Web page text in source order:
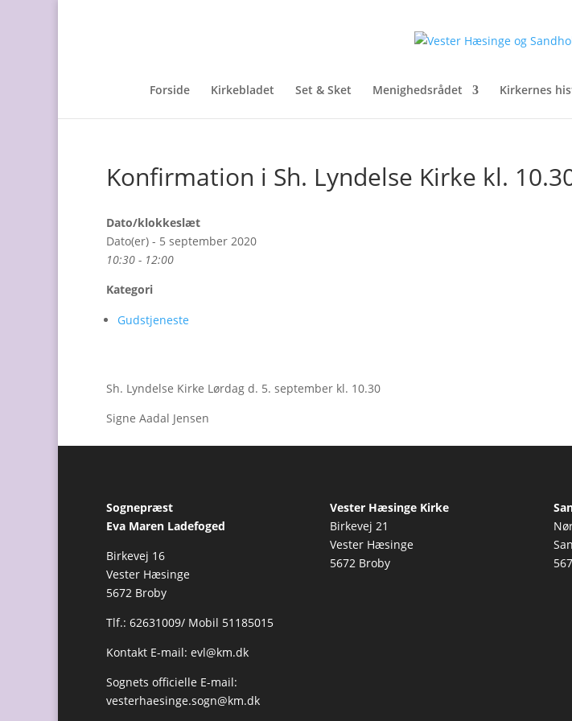
Forside Kirkebladet Set & Sket Menighedsrådet Kirkernes
Konfirmation i Sh. Lyndelse Kirke kl.
Dato/klokkeslæt
Dato(er) - 5 september 2020
10:30 - 12:00
Kategori
Gudstjeneste
Sh. Lyndelse Kirke Lørdag d. 5. september kl. 10.30
Signe Aadal Jensen
Sognepræst
Eva Maren Ladefoged
Birkevej 16
Vester Hæsinge
5672 Broby
Tlf.: 62631009/ Mobil 51185015
Kontakt E-mail: evl@km.dk
Sognets officielle E-mail:
vesterhaesinge.sogn@km.dk
Vester Hæsinge Kirke
Birkevej 21
Vester Hæsinge
5672 Broby